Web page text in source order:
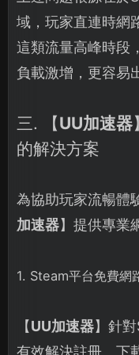
域，玩家直連時網
這類流量高峰時段
負載激增，更容易
三. 【UU加速器
的解決方案
為協助玩家流暢體
加速器】提供專業
1. Steam平台免費網
【UU加速器】針
有效解決註冊、下